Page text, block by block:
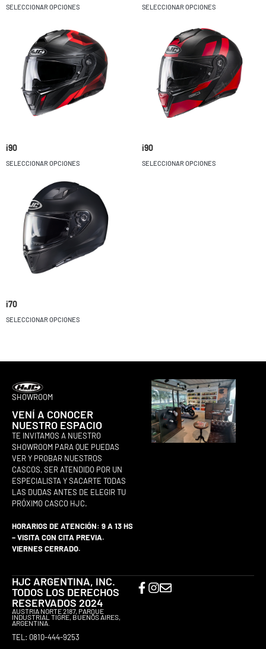
SELECCIONAR OPCIONES SELECCIONAR OPCIONES
i90
SELECCIONAR OPCIONES
i90
SELECCIONAR OPCIONES
i70
SELECCIONAR OPCIONES
SHOWROOM
VENÍ A CONOCER
NUESTRO ESPACIO
TE INVITAMOS A NUESTRO
SHOWROOM PARA QUE PUEDAS
VER Y PROBAR NUESTROS
CASCOS, SER ATENDIDO POR UN
ESPECIALISTA Y SACARTE TODAS
LAS DUDAS ANTES DE ELEGIR TU
PRÓXIMO CASCO HJC.
HORARIOS DE ATENCIÓN: 9 A 13 HS
– VISITA CON CITA PREVIA.
VIERNES CERRADO.
HJC ARGENTINA, INC.
TODOS LOS DERECHOS
RESERVADOS 2024
AUSTRIA NORTE 2187, PARQUE
INDUSTRIAL TIGRE, BUENOS AIRES,
ARGENTINA.
TEL: 0810-444-9253